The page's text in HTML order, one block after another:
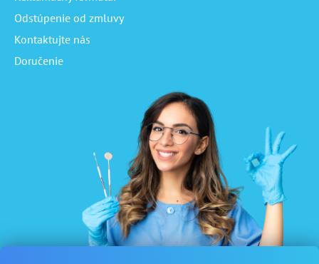
Odstúpenie od zmluvy
Kontaktujte nás
Doručenie